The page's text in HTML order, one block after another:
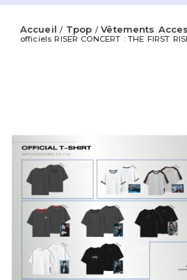
Accueil / Tpop /Vêtements
officiels RISER CONCERT : THE FIRST